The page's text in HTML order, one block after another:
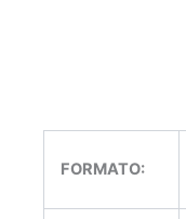
FORMATO: